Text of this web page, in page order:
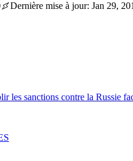
Dernière mise à jour: Jan 29,
les sanctions contre la Russie